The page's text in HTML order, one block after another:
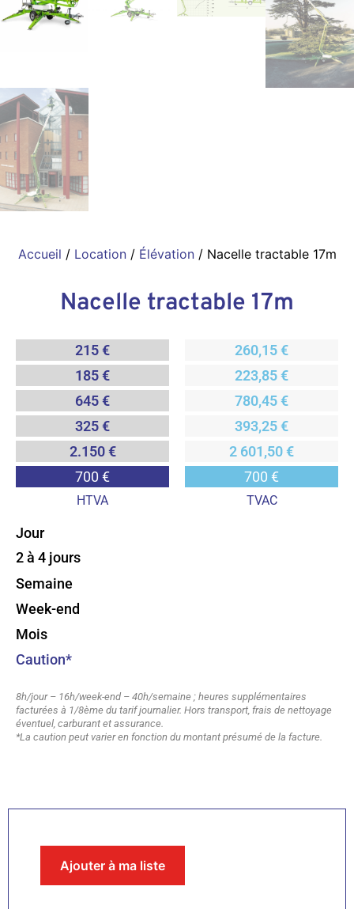
Accueil / Location/ Élévation/ Nacelle tractable 17m
Nacelle tractable 17m
215 €
185 €
645 €
325 €
2.150 €
700 €
HTVA
260,15 €
223,85 €
780,45 €
393,25 €
2 601,50 €
700 €
TVAC
Jour
2 à 4 jours
Semaine
Week-end
Mois
Caution*
8h/jour – 16h/week-end – 40h/semaine ; heures supplémentaires
facturées à 1/8ème du tarif journalier. Hors transport, frais de nettoyage
éventuel, carburant et assurance.
*La caution peut varier en fonction du montant présumé de la facture.
Ajouter à ma liste